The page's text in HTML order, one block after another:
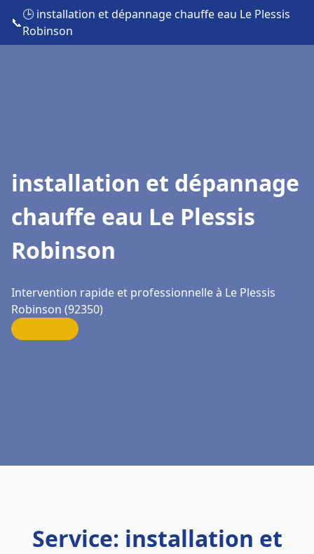
📞
🕒 installation et dépannage chauffe eau Le Plessis
Robinson
installation et dépannage
chauffe eau Le Plessis
Robinson
Intervention rapide et professionnelle à Le Plessis
Robinson (92350)
Service: installation et